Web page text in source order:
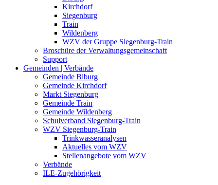
Kirchdorf
Siegenburg
Train
Wildenberg
WZV der Gruppe Siegenburg-Train
Broschüre der Verwaltungsgemeinschaft
Support
Gemeinden | Verbände
Gemeinde Biburg
Gemeinde Kirchdorf
Markt Siegenburg
Gemeinde Train
Gemeinde Wildenberg
Schulverband Siegenburg-Train
WZV Siegenburg-Train
Trinkwasseranalysen
Aktuelles vom WZV
Stellenangebote vom WZV
Verbände
ILE-Zugehörigkeit